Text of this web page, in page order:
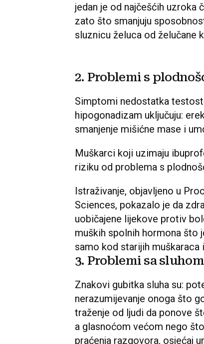
jedan je od najčešćih uzroka
zato što smanjuju
sluznicu želuca od želučane
2. Problemi s
Simptomi nedostatka
hipogonadizam uključuju:
smanjenje mišićne mase i
Muškarci koji uzimaju
riziku od problema s
Istraživanje, objavljeno u
Sciences, pokazalo je da
uobičajene lijekove protiv
muških spolnih hormona što
samo kod starijih muškaraca
3. Problemi sa sluhom
Znakovi gubitka sluha su:
nerazumijevanje onoga što
traženje od ljudi da ponove
a glasnoćom većom nego
praćenja razgovora, osjećaj